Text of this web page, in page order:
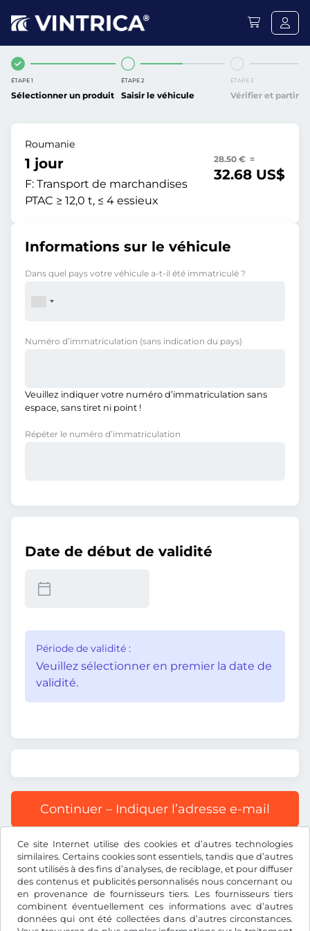
Ce site Internet utilise des cookies et d’autres technologies
similaires. Certains cookies sont essentiels, tandis que d’autres
sont utilisés à des fins d’analyses, de reciblage, et pour diffuser
des contenus et publicités personnalisés nous concernant ou
en provenance de fournisseurs tiers. Les fournisseurs tiers
combinent éventuellement ces informations avec d’autres
données qui ont été collectées dans d’autres circonstances.
ÉTAPE 1
Sélectionner un produit
ÉTAPE 2
Saisir le véhicule
ÉTAPE 3
Vérifier et partir
Roumanie
1 jour
F: Transport de marchandises
PTAC ≥ 12,0 t, ≤ 4 essieux
28.50 € =
32.68 US$
Informations sur le véhicule
Dans quel pays votre véhicule a-t-il été immatriculé ?
Numéro d’immatriculation (sans indication du pays)
Veuillez indiquer votre numéro d’immatriculation sans
espace, sans tiret ni point !
Répéter le numéro d’immatriculation
Date de début de validité
Période de validité :
Veuillez sélectionner en premier la date de
validité.
Continuer – Indiquer l’adresse e-mail
Tous les prix s’entendent TVA incluse.
US$USD